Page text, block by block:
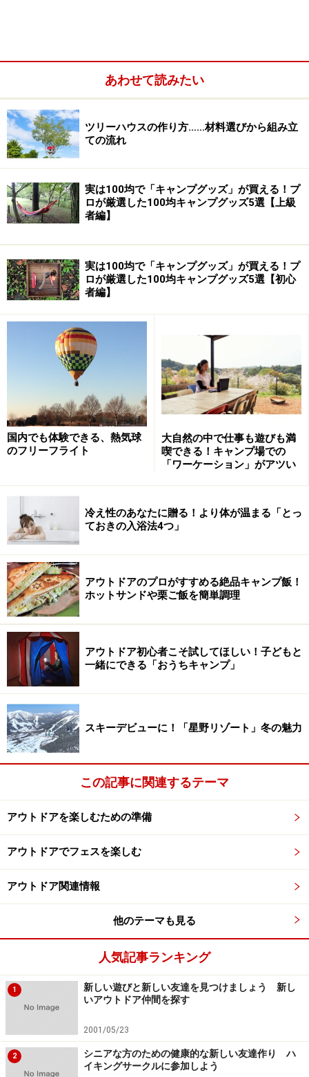
2：ダイソーのコンパクト薪ストーブと焚き
火用シート
し後片付けも大変。そこで注目したいのが、ちょっとし
た焚き火気分を味わえる「コンパクト薪ストーブ」
焚き火シート（左）とコンパクト薪ストーブ（右）
コンパクト薪ストーブは、小枝で焚き火を楽しむ超小型
サイズで持ち運びにも便利です。組み立ては簡単。スト
ーブの上に、メスティンやシェラカップなど軽いものな
ら載せることができるので、ちょっとした調理にも使え
ただし、下に受け皿がないので、直火禁止の場所では受
け皿の代わりになるトレイの用意が必要です。
受け皿や台の上で、ストーブや固形燃料を使うのはちょ
っと心配。そんなときに使えるのが、焚き火用シートで
す。大きさは30平方センチメートル程度で、小さなスト
ーブにちょうどいいサイズです。
3：なんと、ハンモックも100均で買えちゃ
う！
ダイソーのアウトドア売り場はどんどん品数豊富になっ
て、大型商品も増えてきました。ポップアップテントと
同時期に登場した「ハンモック」は、550円という驚き
の価格。耐荷重量は60kgなので、子ども向きといったと
ころでしょうか。
ダイソーの「ハンモック」（550円）
使い方は、ちょうどよい幅の木を見つけて、くくりつけ
るだけ。ゆらゆらとハンモックに揺られる時間は、キャ
ンプのステキな思い出になることでしょう。最近は、テ
プ」を楽しむ人も増えていますよ。
んある！
ハンモックのほかにも、500円を超えるダイソーの高額
あわせて読みたい
ツリーハウスの作り方……材料選びから組み立
ての流れ
実は100均で「キャンプグッズ」が買える！プ
ロが厳選した100均キャンプグッズ5選【上級
者編】
実は100均で「キャンプグッズ」が買える！プ
ロが厳選した100均キャンプグッズ5選【初心
者編】
国内でも体験できる、熱気球
のフリーフライト
大自然の中で仕事も遊びも満
喫できる！キャンプ場での
「ワーケーション」がアツい
冷え性のあなたに贈る！より体が温まる「とっ
ておきの入浴法4つ」
アウトドアのプロがすすめる絶品キャンプ飯！
ホットサンドや栗ご飯を簡単調理
アウトドア初心者こそ試してほしい！子どもと
一緒にできる「おうちキャンプ」
スキーデビューに！「星野リゾート」冬の魅力
この記事に関連するテーマ
アウトドアを楽しむための準備
アウトドアでフェスを楽しむ
アウトドア関連情報
他のテーマも見る
人気記事ランキング
1
新しい遊びと新しい友達を見つけましょう 新し
いアウトドア仲間を探す
2001/05/23
2
シニアな方のための健康的な新しい友達作り ハ
イキングサークルに参加しよう